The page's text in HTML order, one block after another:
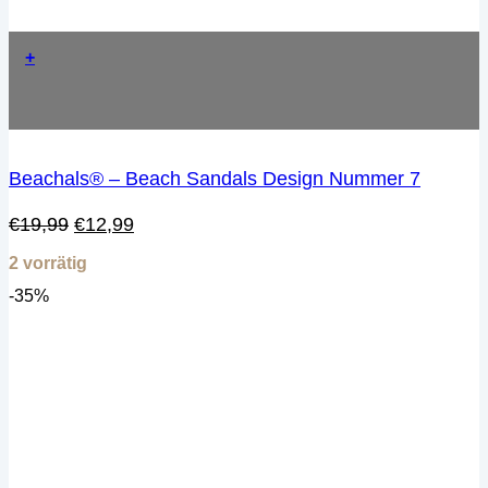
+
Beachals® – Beach Sandals Design Nummer 7
€19,99 Ursprünglicher
war:
€12,99Aktueller
2 vorrätig
-35%